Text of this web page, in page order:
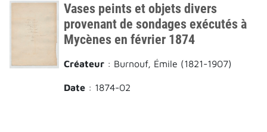
Vases peints et objets divers
provenant de sondages exécutés à
Mycènes en février 1874
Créateur : Burnouf, Émile (1821-1907)
Date : 1874-02